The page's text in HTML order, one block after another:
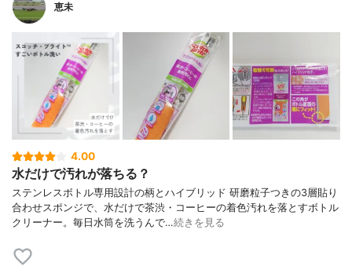
恵未
4.00
水だけで汚れが落ちる？
ステンレスボトル専用設計の柄とハイブリッド 研磨粒子つきの3層貼り
合わせスポンジで、水だけで茶渋・コーヒーの着色汚れを落とすボトル
クリーナー。毎日水筒を洗うんで…続きを見る